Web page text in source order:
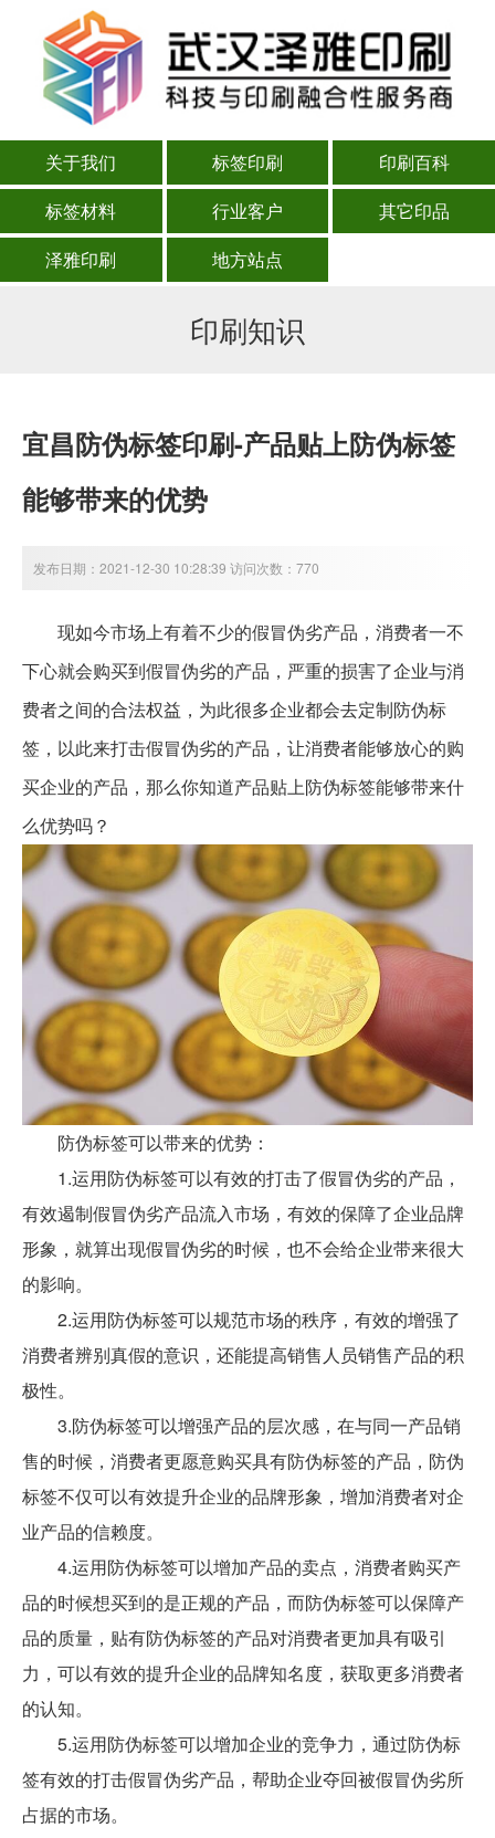
关于我们 标签印刷
印刷百科
标签材料
行业客户
其它印品
泽雅印刷
地方站点
印刷知识
宜昌防伪标签印刷-产品贴上防伪标签
能够带来的优势
发布日期：2021-12-30 10:28:39 访问次数：770
现如今市场上有着不少的假冒伪劣产品，消费者一不
下心就会购买到假冒伪劣的产品，严重的损害了企业与消
费者之间的合法权益，为此很多企业都会去定制防伪标
签，以此来打击假冒伪劣的产品，让消费者能够放心的购
买企业的产品，那么你知道产品贴上防伪标签能够带来什
么优势吗？
防伪标签可以带来的优势：
1.运用防伪标签可以有效的打击了假冒伪劣的产品，
有效遏制假冒伪劣产品流入市场，有效的保障了企业品牌
形象，就算出现假冒伪劣的时候，也不会给企业带来很大
的影响。
2.运用防伪标签可以规范市场的秩序，有效的增强了
消费者辨别真假的意识，还能提高销售人员销售产品的积
极性。
3.防伪标签可以增强产品的层次感，在与同一产品销
售的时候，消费者更愿意购买具有防伪标签的产品，防伪
标签不仅可以有效提升企业的品牌形象，增加消费者对企
业产品的信赖度。
4.运用防伪标签可以增加产品的卖点，消费者购买产
品的时候想买到的是正规的产品，而防伪标签可以保障产
品的质量，贴有防伪标签的产品对消费者更加具有吸引
力，可以有效的提升企业的品牌知名度，获取更多消费者
的认知。
5.运用防伪标签可以增加企业的竞争力，通过防伪标
签有效的打击假冒伪劣产品，帮助企业夺回被假冒伪劣所
占据的市场。